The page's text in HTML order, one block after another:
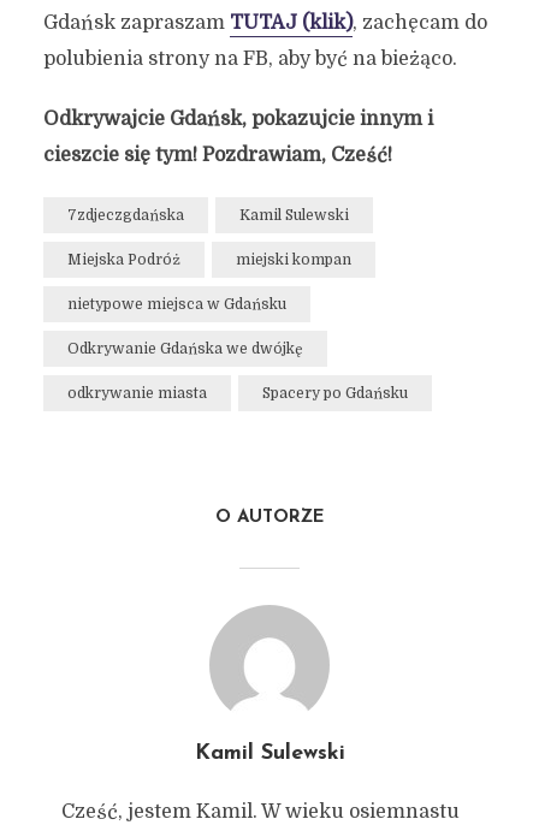
Gdańsk zapraszam TUTAJ (klik), zachęcam do
polubienia strony na FB, aby być na bieżąco.
Odkrywajcie Gdańsk, pokazujcie innym i
cieszcie się tym! Pozdrawiam, Cześć!
7zdjeczgdańska Kamil Sulewski
Miejska Podróż miejski kompan
nietypowe miejsca w Gdańsku
Odkrywanie Gdańska we dwójkę
odkrywanie miasta Spacery po Gdańsku
O AUTORZE
Kamil Sulewski
Cześć, jestem Kamil. W wieku osiemnastu